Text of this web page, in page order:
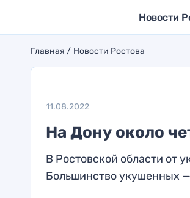
Новости
Главная Новости Ростова
11.08.2022
На Дону около
В Ростовской области от
Большинство укушенных